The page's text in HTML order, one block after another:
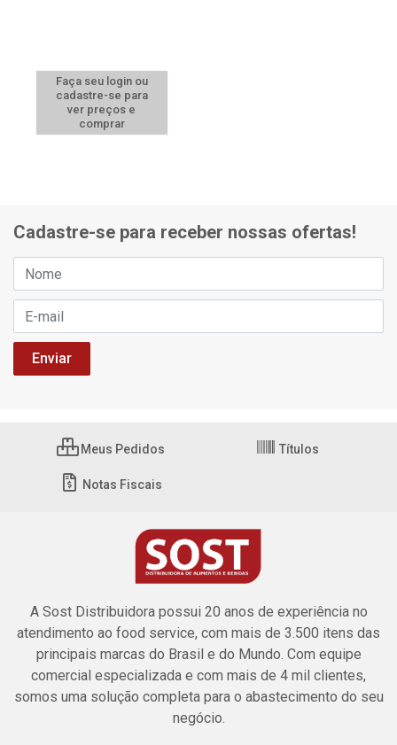
Faça seu login ou
cadastre-se para
ver preços e
comprar
Cadastre-se para receber nossas ofertas!
Meus Pedidos Títulos
Notas Fiscais
A Sost Distribuidora possui 20 anos de experiência no
atendimento ao food service, com mais de 3.500 itens das
principais marcas do Brasil e do Mundo. Com equipe
comercial especializada e com mais de 4 mil clientes,
somos uma solução completa para o abastecimento do seu
negócio.